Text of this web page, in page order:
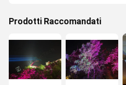
Prodotti Raccomandati